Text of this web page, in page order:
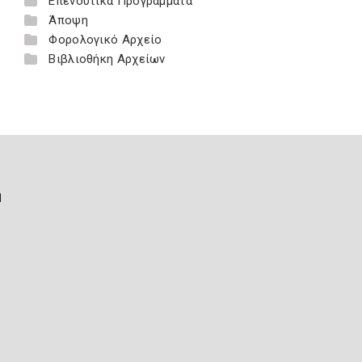
Άποψη
Φορολογικό Αρχείο
Βιβλιοθήκη Αρχείων